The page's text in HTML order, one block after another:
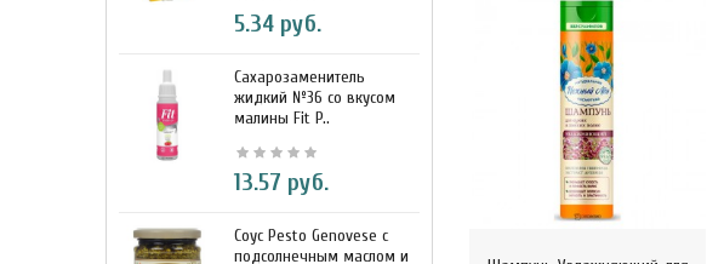
5.34 руб.
Сахарозаменитель
жидкий №36 со вкусом
малины Fit P..
13.57 руб.
Соус Pesto Genovese c
подсолнечным маслом и
10.41 руб.
Масло из виноградных
косточек HUILE DE PEPINS
DE R..
32.29 руб.
и имбирём Ешь здорово